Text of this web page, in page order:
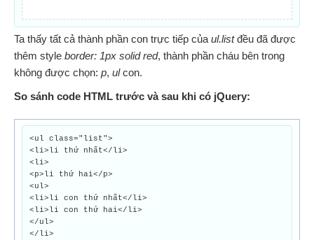
Ta thấy tất cả thành phần con trực tiếp của ul.listđều đã được
thêm style border: 1px solid red, thành phần cháu bên trong
không được chọn: p, ulcon.
So sánh code HTML trước và sau khi có jQuery:
<ul class="list">
<li>li thứ nhất</li>
<li>
<p>li thứ hai</p>
<ul>
<li>li con thứ nhất</li>
<li>li con thứ hai</li>
</ul>
</li>